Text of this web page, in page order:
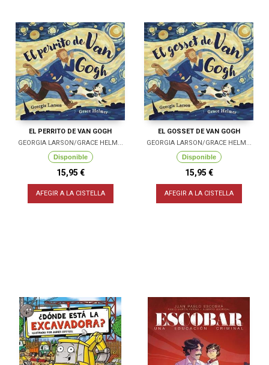
EL PERRITO DE VAN GOGH
GEORGIA LARSON/GRACE HELM...
Disponible
15,95 €
AFEGIR A LA CISTELLA
EL GOSSET DE VAN GOGH
GEORGIA LARSON/GRACE HELM...
Disponible
15,95 €
AFEGIR A LA CISTELLA